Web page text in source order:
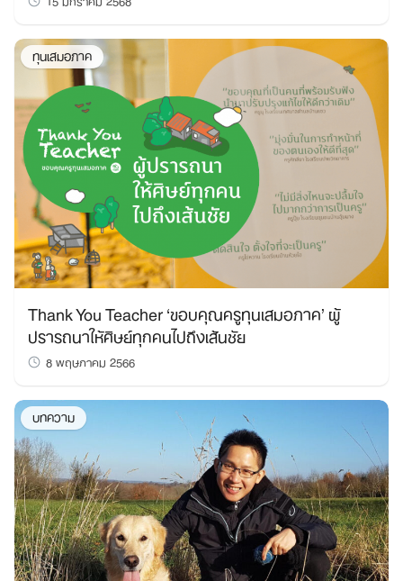
Search
for:
ทุนเสมอภาค
Thank You Teacher ‘ขอบคุณครูทุนเสมอภาค’ ผู้
ปรารถนาให้ศิษย์ทุกคนไปถึงเส้นชัย
8 พฤษภาคม 2566
บทความ